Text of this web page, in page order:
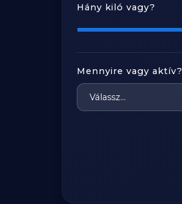
Hány kiló vagy?
Mennyire vagy aktív?